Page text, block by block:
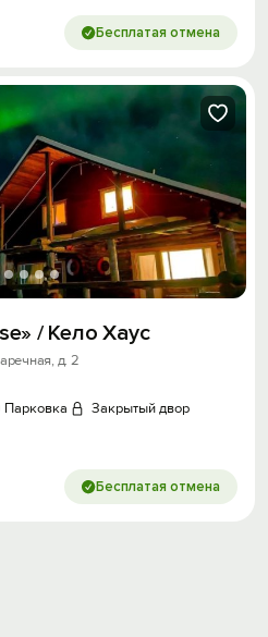
Бесплатая отмена
/ Кело Хаус
д. 2
Парковка
Закрытый двор
Бесплатая отмена